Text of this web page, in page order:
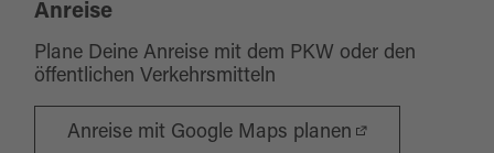
Anreise
Plane Deine Anreise mit dem PKW oder den
öffentlichen Verkehrsmitteln
Anreise mit Google Maps planen